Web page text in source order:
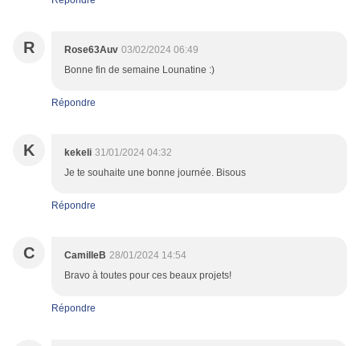
R Rose63Auv 03/02/2024 06:49
Bonne fin de semaine Lounatine :)
Répondre
K kekeli 31/01/2024 04:32
Je te souhaite une bonne journée. Bisous
Répondre
C CamilleB 28/01/2024 14:54
Bravo à toutes pour ces beaux projets!
Répondre